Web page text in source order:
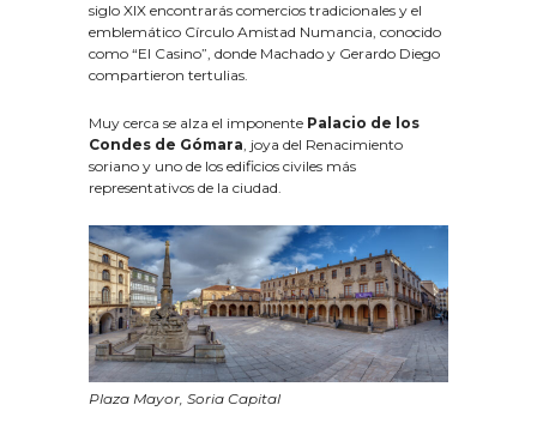
siglo XIX encontrarás comercios tradicionales y el
emblemático Círculo Amistad Numancia, conocido
como “El Casino”, donde Machado y Gerardo Diego
compartieron tertulias.
Muy cerca se alza el imponente Palacio de los
Condes de Gómara, joya del Renacimiento
soriano y uno de los edificios civiles más
representativos de la ciudad.
Plaza Mayor, Soria Capital